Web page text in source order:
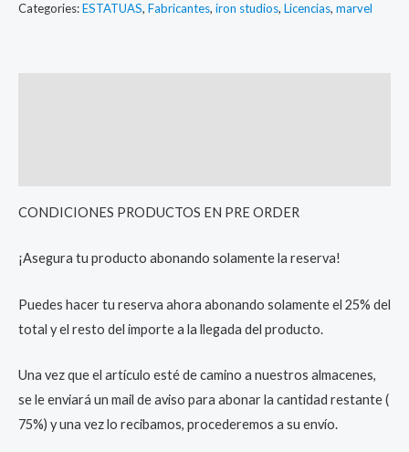
Categories:ESTATUAS, Fabricantes, iron studios, Licencias, marvel
CONDICIONES PRODUCTOS EN PRE ORDER
¡Asegura tu producto abonando solamente la reserva!
Puedes hacer tu reserva ahora abonando solamente el 25% del
total y el resto del importe a la llegada del producto.
Una vez que el artículo esté de camino a nuestros almacenes,
se le enviará un mail de aviso para abonar la cantidad restante (
75%) y una vez lo recibamos, procederemos a su envío.